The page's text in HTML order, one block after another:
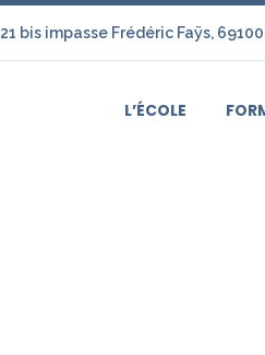
21 bis impasse Frédéric Faÿs,
L’ÉCOLE